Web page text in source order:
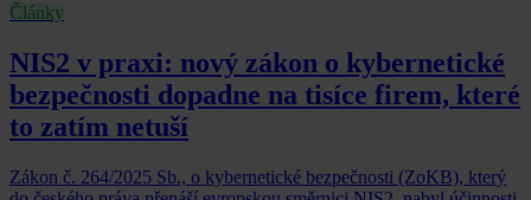
Články
NIS2 v praxi: nový zákon o kybernetické
bezpečnosti dopadne na tisíce firem, které
to zatím netuší
Zákon č. 264/2025 Sb., o kybernetické bezpečnosti (ZoKB), který